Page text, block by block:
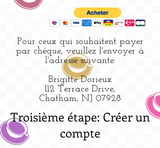
Pour ceux qui souhaitent payer
par chèque, veuillez l'envoyer à
l'adresse suivante:
Brigitte Dorieux
112 Terrace Drive,
Chatham, NJ 07928
Troisième étape: Créer un
compte